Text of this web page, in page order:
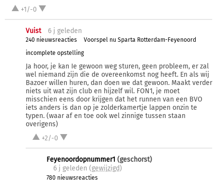
+1/-0
Vuist 6 j geleden
240 nieuwsreacties
Voorspel nu Sparta Rotterdam-Feyenoord
incomplete opstelling
Ja hoor, je kan Ie gewoon weg sturen, geen probleem, er zal
wel niemand zijn die de overeenkomst nog heeft. En als wij
Bazoer willen huren, dan doen we dat gewoon. Maakt verder
niets uit wat zijn club en hijzelf wil. FON1, je moet
misschien eens door krijgen dat het runnen van een BVO
iets anders is dan op je zolderkamertje lappen onzin te
typen. (waar af en toe ook wel zinnige tussen staan
overigens)
+2/-0
Feyenoordopnummer1 (geschorst)
6 j geleden (gewijzigd)
780 nieuwsreacties